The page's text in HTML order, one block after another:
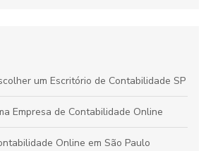
Estratégias Essenciais para
Expandir seu Negócio
Online Pode Revolucionar a Gestão
um Escritório de Contabilidade SP
Empresa de Contabilidade Online
Online em São Paulo